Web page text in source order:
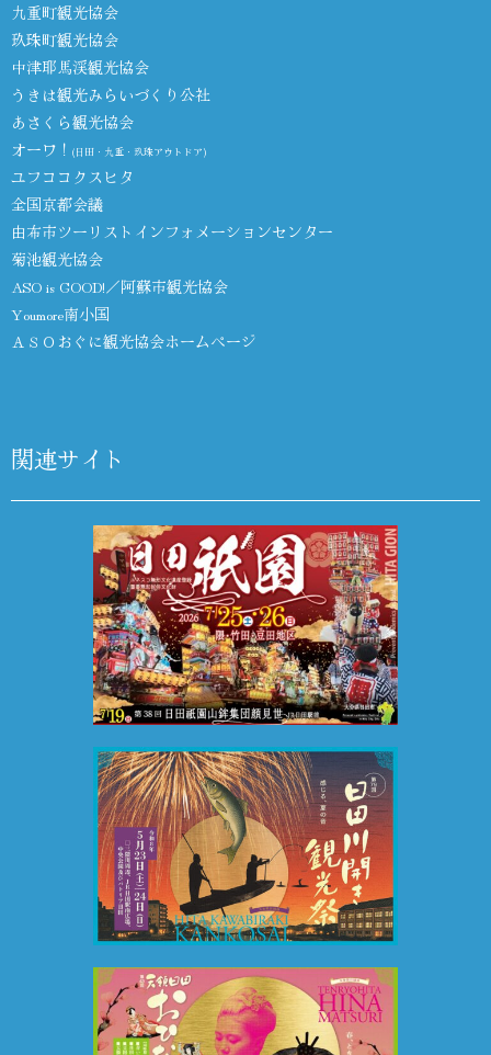
九重町観光協会
玖珠町観光協会
中津耶馬渓観光協会
うきは観光みらいづくり公社
あさくら観光協会
オーワ！ (日田・九重・玖珠アウトドア)
ユフココクスヒタ
全国京都会議
由布市ツーリストインフォメーションセンター
菊池観光協会
ASO is GOOD!／阿蘇市観光協会
Youmore南小国
ＡＳＯおぐに観光協会ホームページ
関連サイト